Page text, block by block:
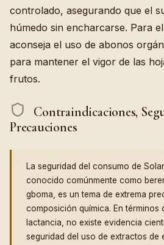
controlado, asegurando que el
húmedo sin encharcarse. Para
aconseja el uso de abonos
para mantener el vigor de las
frutos.
Contraindicaciones,
Precauciones
La seguridad del consumo de
conocido comúnmente como
gboma, es un tema de extrema
composición química. En términos
lactancia, no existe evidencia
seguridad del uso de extractos de